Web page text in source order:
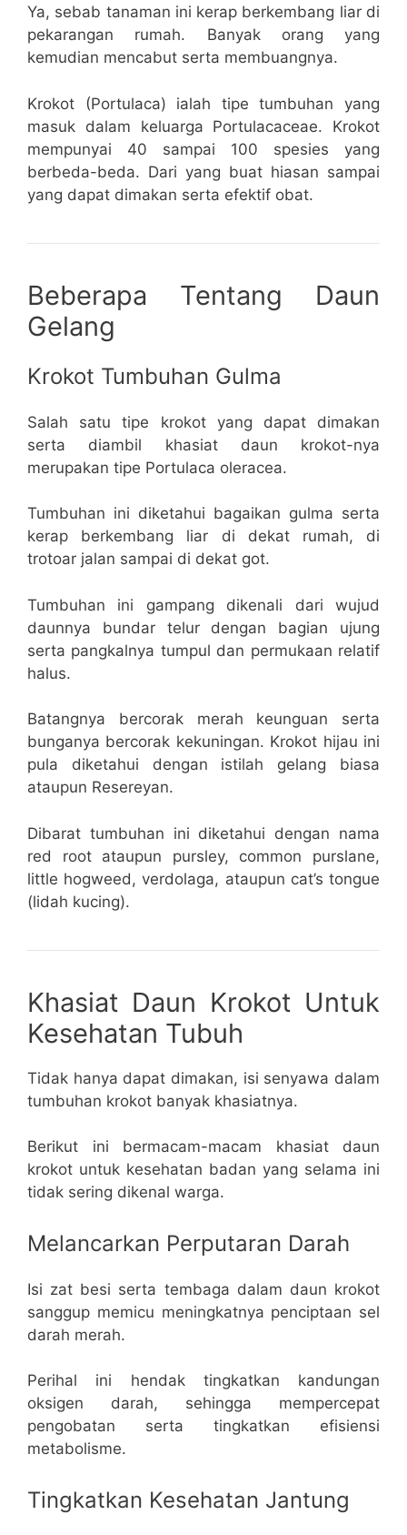
Ya, sebab tanaman ini kerap berkembang liar di
pekarangan rumah. Banyak orang yang
kemudian mencabut serta membuangnya.
Krokot (Portulaca) ialah tipe tumbuhan yang
masuk dalam keluarga Portulacaceae. Krokot
mempunyai 40 sampai 100 spesies yang
berbeda-beda. Dari yang buat hiasan sampai
yang dapat dimakan serta efektif obat.
Beberapa Tentang Daun
Gelang
Krokot Tumbuhan Gulma
Salah satu tipe krokot yang dapat dimakan
serta diambil khasiat daun krokot-nya
merupakan tipe Portulaca oleracea.
Tumbuhan ini diketahui bagaikan gulma serta
kerap berkembang liar di dekat rumah, di
trotoar jalan sampai di dekat got.
Tumbuhan ini gampang dikenali dari wujud
daunnya bundar telur dengan bagian ujung
serta pangkalnya tumpul dan permukaan relatif
halus.
Batangnya bercorak merah keunguan serta
bunganya bercorak kekuningan. Krokot hijau ini
pula diketahui dengan istilah gelang biasa
ataupun Resereyan.
Dibarat tumbuhan ini diketahui dengan nama
red root ataupun pursley, common purslane,
little hogweed, verdolaga, ataupun cat’s tongue
(lidah kucing).
Khasiat Daun Krokot Untuk
Kesehatan Tubuh
Tidak hanya dapat dimakan, isi senyawa dalam
tumbuhan krokot banyak khasiatnya.
Berikut ini bermacam-macam khasiat daun
krokot untuk kesehatan badan yang selama ini
tidak sering dikenal warga.
Melancarkan Perputaran Darah
Isi zat besi serta tembaga dalam daun krokot
sanggup memicu meningkatnya penciptaan sel
darah merah.
Perihal ini hendak tingkatkan kandungan
oksigen darah, sehingga mempercepat
pengobatan serta tingkatkan efisiensi
metabolisme.
Tingkatkan Kesehatan Jantung